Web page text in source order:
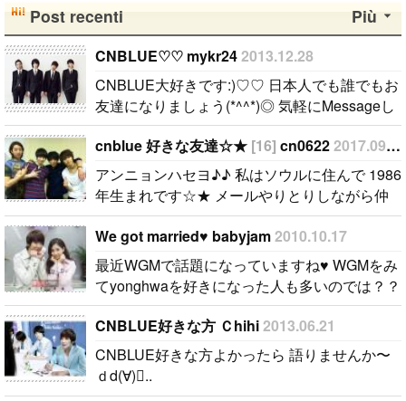
セヨ♪♪ 私は
ソウルに住ん
で 1986年生
まれです☆★
メールやりと
りしながら仲
良くする友達
を捜します♪
cnblue 好き
な友達なら大
歓迎です!! そ
れでは, メー
ル送ってくだ
さ..
Più
Post recenti
CNBLUE♡ ♡ mykr242013.12.28
CNBLUE大好きです:)♡ ♡ 日本人でも誰でもお
友達になりましょう(*^^*)◎ 気軽にMessageし
てね〜:D☆..
cnblue 好きな友達☆★ [16] cn06222017.09.19
アンニョンハセヨ♪♪ 私はソウルに住んで 1986
年生まれです☆★ メールやりとりしながら仲
良くする友達を捜します♪ cnblue 好きな友達
なら大歓迎です!! それでは, メール送ってくだ
さ..
We got married♥ babyjam2010.10.17
最近WGMで話題になっていますね♥ WGMをみ
てyonghwaを好きになった人も多いのでは？？
最近ではCNBLUEのメンバーもよく出てます!
だんだんお義姉さんと仲良くなってきてるよう
で・・・ こ..
CNBLUE好きな方 Ｃhihi2013.06.21
CNBLUE好きな方よかったら 語りませんか〜
ｄd(∀)..